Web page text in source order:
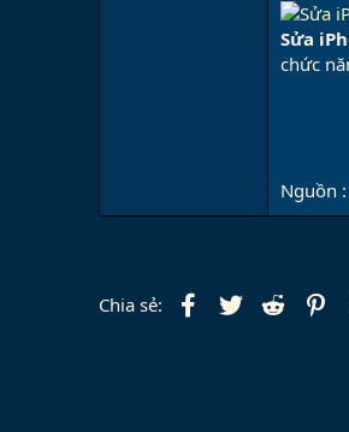
Sửa
chức
Nguồn :
Chia sẻ: Facebook
Twitter Reddit